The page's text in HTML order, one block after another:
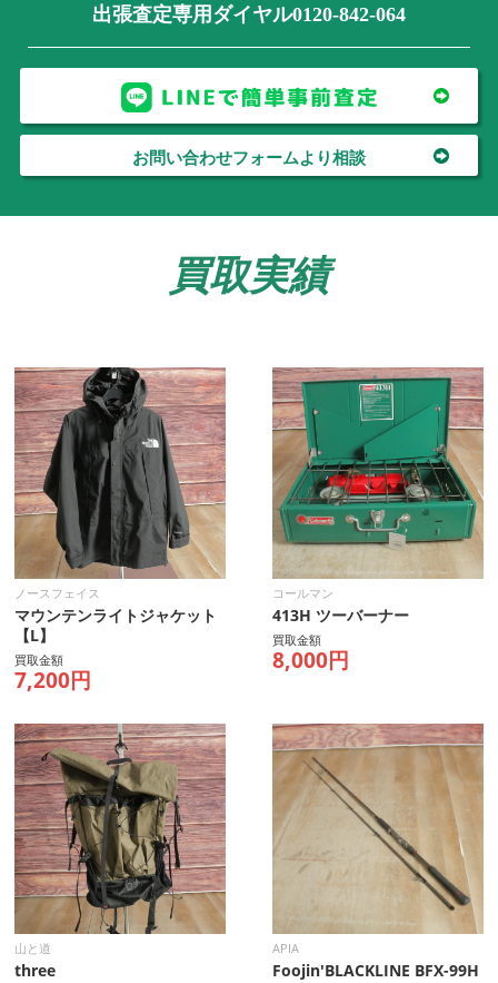
出張査定専用ダイヤル0120-842-064
お問い合わせフォームより相談
買取実績
ノースフェイス
マウンテンライトジャケット
【L】
買取金額
7,200円
コールマン
413H ツーバーナー
買取金額
8,000円
山と道
three
APIA
Foojin'BLACKLINE BFX-99H